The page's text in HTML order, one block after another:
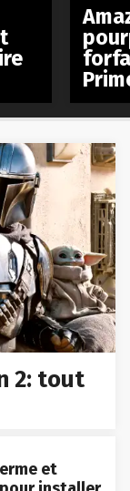
2: tout
et